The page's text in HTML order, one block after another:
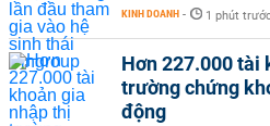
KINH DOANH - 1 phút
Hơn 227.000 tài
trường chứng
động